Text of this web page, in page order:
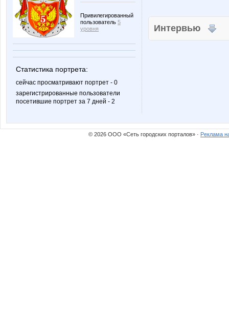
Привилегированный
пользователь 5
уровня
Статистика портрета:
сейчас просматривают портрет - 0
зарегистрированные пользователи
посетившие портрет за 7 дней - 2
Интервью
© 2026 ООО «Сеть городских порталов» · Реклама